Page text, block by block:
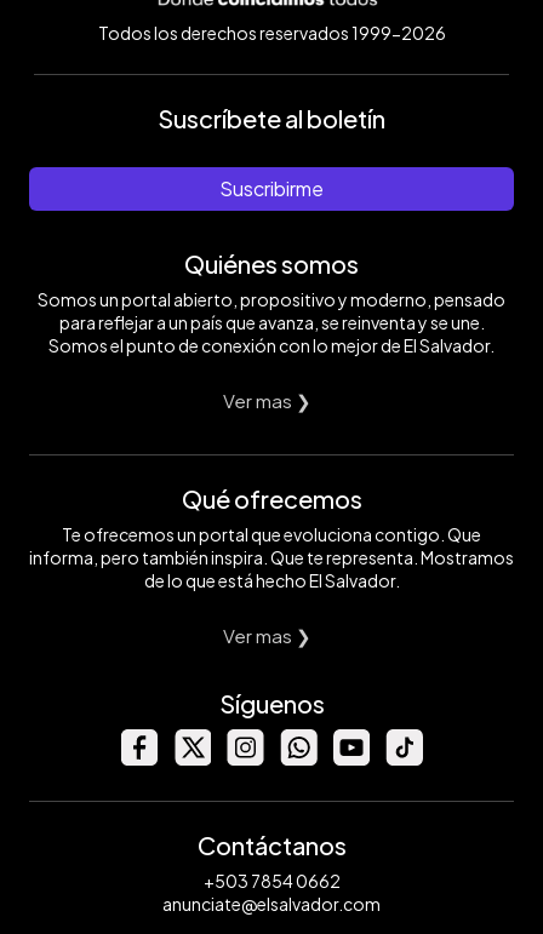
Todos los derechos reservados 1999-2026
Suscríbete al boletín
Suscribirme
Quiénes somos
Somos un portal abierto, propositivo y moderno, pensado
para reflejar a un país que avanza, se reinventa y se une.
Somos el punto de conexión con lo mejor de El Salvador.
Ver mas ❯
Qué ofrecemos
Te ofrecemos un portal que evoluciona contigo. Que
informa, pero también inspira. Que te representa. Mostramos
de lo que está hecho El Salvador.
Ver mas ❯
Síguenos
Contáctanos
+503 7854 0662
anunciate@elsalvador.com